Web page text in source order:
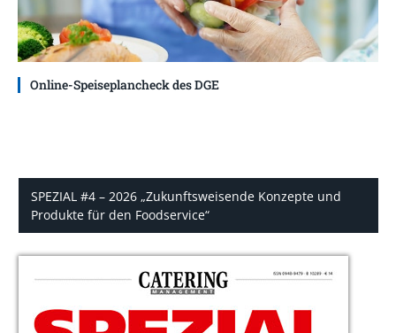
Online-Speiseplancheck des DGE
SPEZIAL #4 – 2026 „Zukunftsweisende Konzepte und
Produkte für den Foodservice“